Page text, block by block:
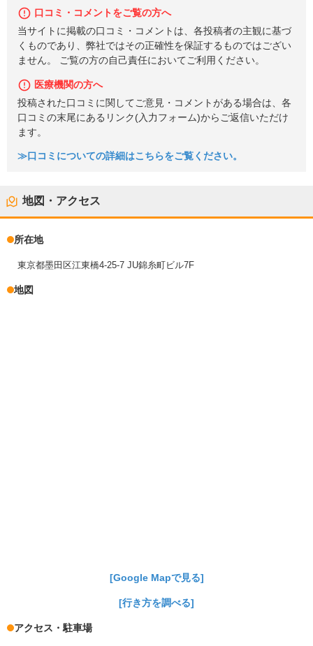
口コミ・コメントをご覧の方へ
当サイトに掲載の口コミ・コメントは、各投稿者の主観に基づ
くものであり、弊社ではその正確性を保証するものではござい
ません。 ご覧の方の自己責任においてご利用ください。
医療機関の方へ
投稿された口コミに関してご意見・コメントがある場合は、各
口コミの末尾にあるリンク(入力フォーム)からご返信いただけ
ます。
≫口コミについての詳細はこちらをご覧ください。
地図・アクセス
所在地
東京都墨田区江東橋4-25-7 JU錦糸町ビル7F
地図
[Google Mapで見る]
[行き方を調べる]
アクセス・駐車場